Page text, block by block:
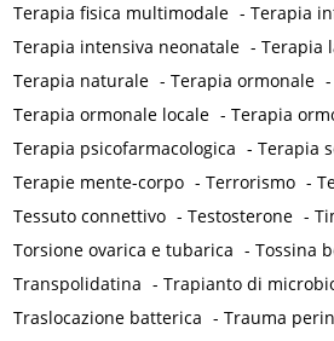
Terapia fisica multimodale -Terapia
Terapia intensiva neonatale -Terapia
Terapia naturale -Terapia ormonale -
Terapia ormonale locale -Terapia
Terapia psicofarmacologica -Terapia
Terapie mente-corpo -Terrorismo -
Tessuto connettivo -Testosterone -
Torsione ovarica e tubarica -Tossina
Transpolidatina -Trapianto di
Traslocazione batterica -Trauma